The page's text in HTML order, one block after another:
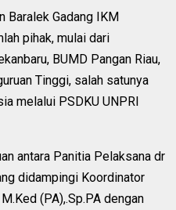
Baralek Gadang IKM
pihak, mulai dari
BUMD Pangan Riau,
Tinggi, salah satunya
melalui PSDKU UNPRI
antara Panitia Pelaksana dr
didampingi Koordinator
(PA),.Sp.PA dengan